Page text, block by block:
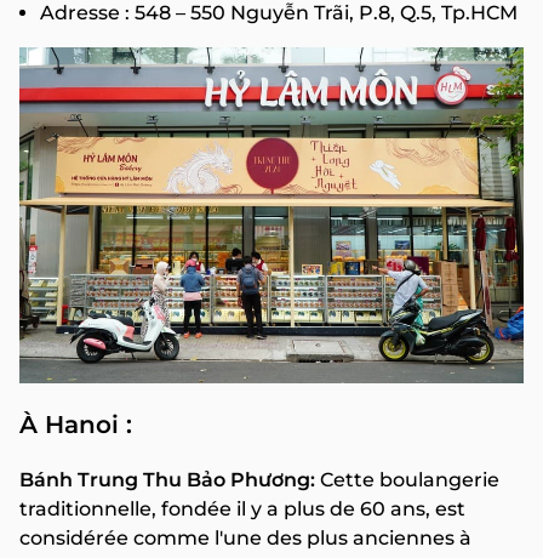
Adresse : 548 – 550 Nguyễn Trãi, P.8, Q.5, Tp.HCM
À Hanoi :
Bánh Trung Thu Bảo Phương: Cette boulangerie
traditionnelle, fondée il y a plus de 60 ans, est
considérée comme l'une des plus anciennes à